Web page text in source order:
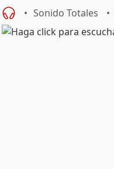
Sonido Totales